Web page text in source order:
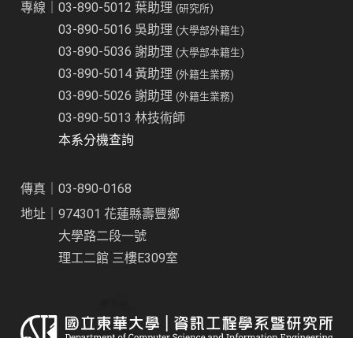
專線｜03-890-5012 葉助理(研究所)
03-890-5016 吳助理(大學部外籍生)
03-890-5036 謝助理(大學部本籍生)
03-890-5014 黃助理(外籍生業務)
03-890-5026 謝助理(外籍生業務)
03-890-5013 林技術師
本系分機查詢
傳真｜03-890-0168
地址｜974301 花蓮縣壽豐鄉
大學路二段一號
理工二館 三樓E309室